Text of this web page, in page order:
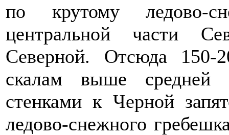
по крутому ледово-
центральной части
Северной. Отсюда
скалам выше средней
стенками к Черной
ледово-снежного